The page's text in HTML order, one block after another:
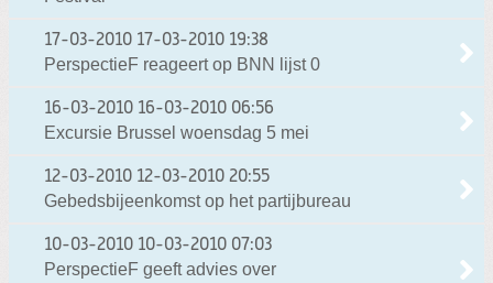
17-03-2010 17-03-2010 19:38
PerspectieF reageert op BNN lijst 0
16-03-2010 16-03-2010 06:56
Excursie Brussel woensdag 5 mei
12-03-2010 12-03-2010 20:55
Gebedsbijeenkomst op het partijbureau
10-03-2010 10-03-2010 07:03
PerspectieF geeft advies over